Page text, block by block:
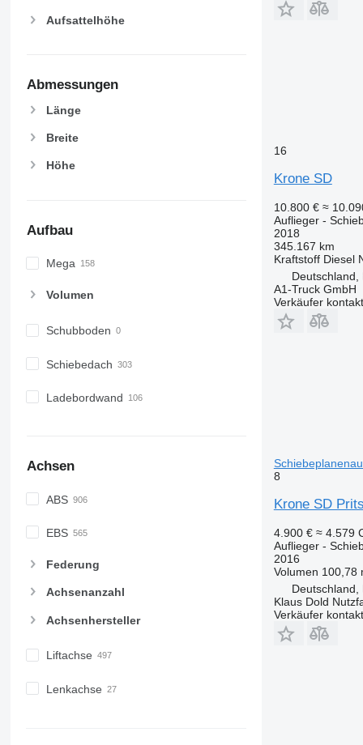
Aufsattelhöhe
Abmessungen
Länge
Breite
Höhe
Aufbau
Mega
Volumen
Schubboden
Schiebedach
Ladebordwand
Achsen
ABS
EBS
Federung
Achsenanzahl
Achsenhersteller
Liftachse
Lenkachse
16
Krone SD
10.800 € ≈
Auflieger -
2018
345.167 km
Kraftstoff Diesel
Deutschland,
A1-Truck GmbH
Verkäufer
8
Krone SD
4.900 € ≈ 4.579
Auflieger -
2016
Volumen 100,78
Deutschland,
Klaus Dold
Verkäufer